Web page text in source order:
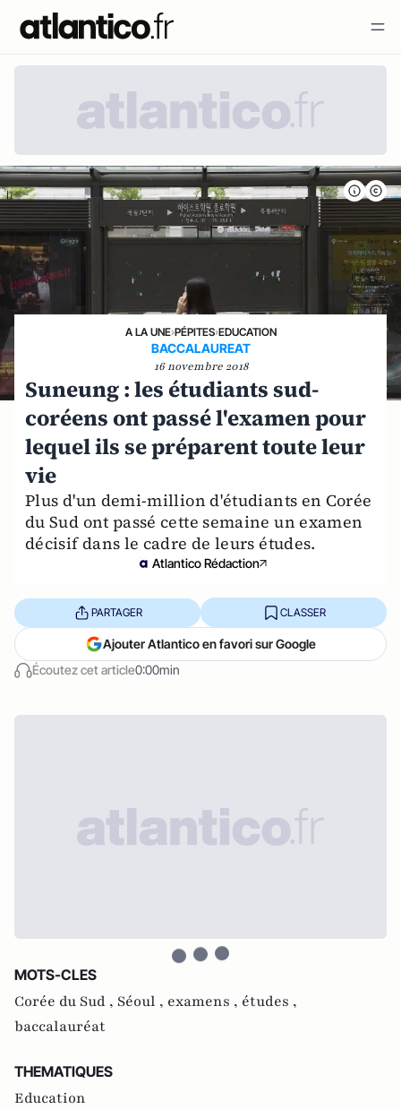
A LA UNE›PÉPITES›EDUCATION
BACCALAUREAT
16 novembre 2018
Suneung : les étudiants sud-
coréens ont passé l'examen pour
lequel ils se préparent toute leur
vie
Plus d'un demi-million d'étudiants en Corée
du Sud ont passé cette semaine un examen
décisif dans le cadre de leurs études.
Atlantico Rédaction
Écoutez cet article0:00min
PARTAGER CLASSER
Ajouter Atlantico en favori sur Google
MOTS-CLES
Corée du Sud , Séoul , examens , études ,
baccalauréat
THEMATIQUES
Education